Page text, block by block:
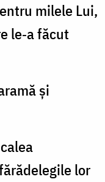
milele Lui,
le‑a făcut
și
lor